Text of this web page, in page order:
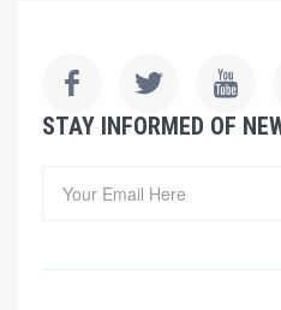
STAY INFORMED OF